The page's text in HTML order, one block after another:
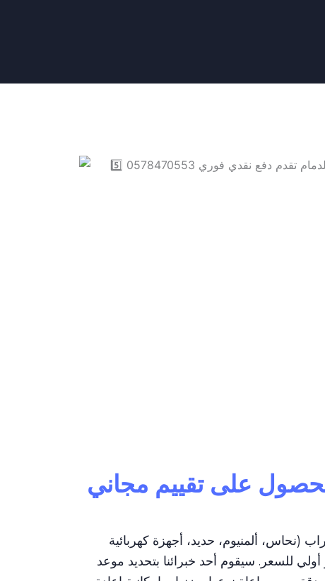
على تقييم مجاني
ألمنيوم، حديد، أجهزة كهربائية
للسعر. سيقوم أحد خبرائنا بتحديد موعد